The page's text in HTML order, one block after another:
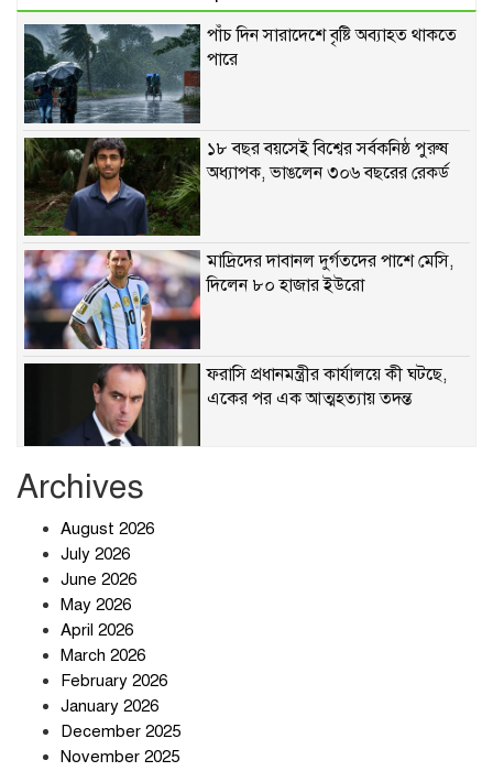
পাঁচ দিন সারাদেশে বৃষ্টি অব্যাহত থাকতে
পারে
১৮ বছর বয়সেই বিশ্বের সর্বকনিষ্ঠ পুরুষ
অধ্যাপক, ভাঙলেন ৩০৬ বছরের রেকর্ড
মাদ্রিদের দাবানল দুর্গতদের পাশে মেসি,
দিলেন ৮০ হাজার ইউরো
ফরাসি প্রধানমন্ত্রীর কার্যালয়ে কী ঘটছে,
একের পর এক আত্মহত্যায় তদন্ত
Archives
August 2026
July 2026
June 2026
May 2026
April 2026
March 2026
February 2026
January 2026
December 2025
November 2025